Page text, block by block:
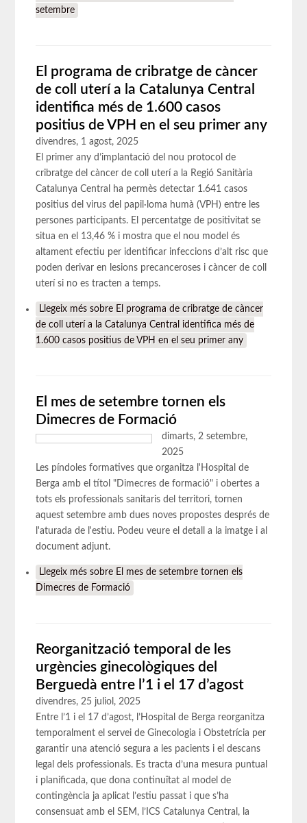
setembre
El programa de cribratge de càncer
de coll uterí a la Catalunya Central
identifica més de 1.600 casos
positius de VPH en el seu primer any
divendres, 1 agost, 2025
El primer any d’implantació del nou protocol de
cribratge del càncer de coll uterí a la Regió Sanitària
Catalunya Central ha permès detectar 1.641 casos
positius del virus del papil·loma humà (VPH) entre les
persones participants. El percentatge de positivitat se
situa en el 13,46 % i mostra que el nou model és
altament efectiu per identificar infeccions d’alt risc que
poden derivar en lesions precanceroses i càncer de coll
uterí si no es tracten a temps.
Llegeix més sobre El programa de cribratge de càncer
de coll uterí a la Catalunya Central identifica més de
1.600 casos positius de VPH en el seu primer any
El mes de setembre tornen els
Dimecres de Formació
dimarts, 2 setembre,
2025
Les píndoles formatives que organitza l'Hospital de
Berga amb el títol "Dimecres de formació" i obertes a
tots els professionals sanitaris del territori, tornen
aquest setembre amb dues noves propostes després de
l'aturada de l'estiu. Podeu veure el detall a la imatge i al
document adjunt.
Llegeix més sobre El mes de setembre tornen els
Dimecres de Formació
Reorganització temporal de les
urgències ginecològiques del
Berguedà entre l’1 i el 17 d’agost
divendres, 25 juliol, 2025
Entre l’1 i el 17 d’agost, l’Hospital de Berga reorganitza
temporalment el servei de Ginecologia i Obstetrícia per
garantir una atenció segura a les pacients i el descans
legal dels professionals. Es tracta d’una mesura puntual
i planificada, que dona continuïtat al model de
contingència ja aplicat l’estiu passat i que s’ha
consensuat amb el SEM, l’ICS Catalunya Central, la